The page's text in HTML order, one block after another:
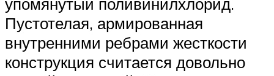
упомянутый поливинилхлорид.
Пустотелая, армированная
внутренними ребрами жесткости
конструкция считается довольно